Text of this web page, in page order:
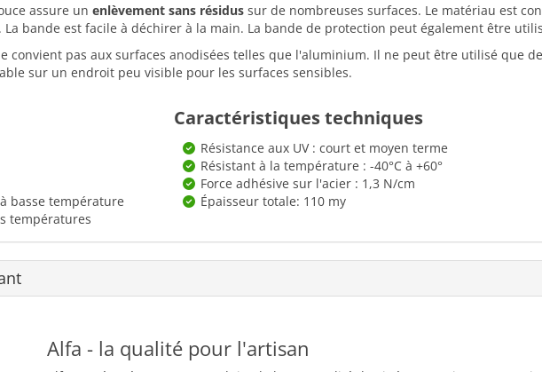
assure un enlèvement sans résidus sur de nombreuses surfaces. Le matériau est
La bande est facile à déchirer à la main. La bande de protection peut également être
convient pas aux surfaces anodisées telles que l'aluminium. Il ne peut être utilisé que
sur un endroit peu visible pour les surfaces sensibles.
basse température
températures
Caractéristiques techniques
Résistance aux UV : court et moyen terme
Résistant à la température : -40°C à +60°
Force adhésive sur l'acier : 1,3 N/cm
Épaisseur totale: 110 my
Alfa - la qualité pour l'artisan